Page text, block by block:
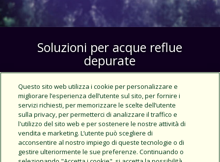
Soluzioni per acque reflue
depurate
Ottenere il massimo dalle nostre risorse idriche
oggi è più importante che mai. Questo è lo
scopo della nostra iniziativa Reclaimed Water
Awareness per la sensibilizzazione sull'acqua
riciclata.
Per saperne di più
Questo sito web utilizza i cookie per personalizzare e
migliorare l’esperienza dell’utente sul sito, per fornire i
servizi richiesti, per memorizzare le scelte dell’utente
sulla privacy, per permetterci di analizzare il traffico e
l'utilizzo del sito web e per sostenere le nostre attività di
vendita e marketing. L’utente può scegliere di
acconsentire al nostro impiego di queste tecnologie o di
gestire ulteriormente le sue preferenze. Continuando o